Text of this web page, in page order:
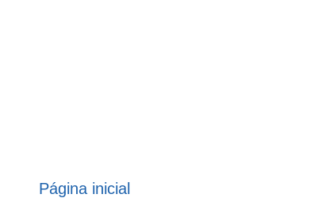
Página inicial